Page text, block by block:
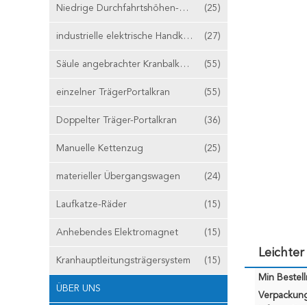
Niedrige Durchfahrtshöhen-Hebemaschine (25)
industrielle elektrische Handkurbel (27)
Säule angebrachter Kranbalken-Kran (55)
einzelner TrägerPortalkran (55)
Doppelter Träger-Portalkran (36)
Manuelle Kettenzug (25)
materieller Übergangswagen (24)
Laufkatze-Räder (15)
Anhebendes Elektromagnet (15)
Kranhauptleitungsträgersystem (15)
ÜBER UNS
Min